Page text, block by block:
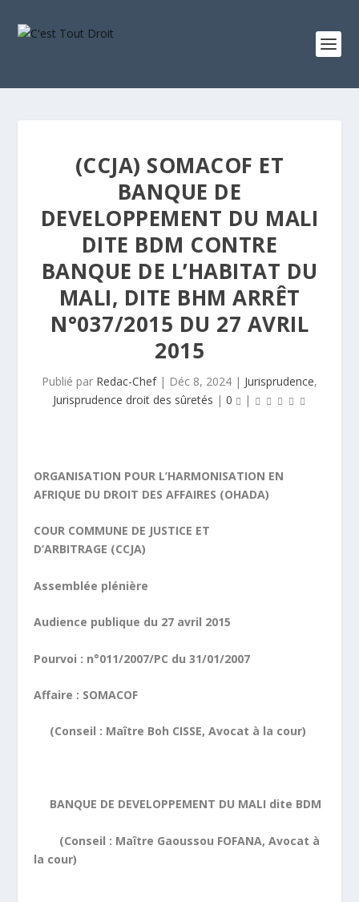
(CCJA) SOMACOF ET
BANQUE DE
DEVELOPPEMENT DU MALI
DITE BDM CONTRE
BANQUE DE L’HABITAT DU
MALI, DITE BHM ARRÊT
N°037/2015 DU 27 AVRIL
2015
Publié par Redac-Chef| Déc 8, 2024 | Jurisprudence,
Jurisprudence droit des sûretés | 0 |
ORGANISATION POUR L’HARMONISATION EN
AFRIQUE DU DROIT DES AFFAIRES (OHADA)
COUR COMMUNE DE JUSTICE ET
D’ARBITRAGE (CCJA)
Assemblée plénière
Audience publique du 27 avril 2015
Pourvoi : n°011/2007/PC du 31/01/2007
Affaire : SOMACOF
(Conseil : Maître Boh CISSE, Avocat à la cour)
BANQUE DE DEVELOPPEMENT DU MALI dite BDM
(Conseil : Maître Gaoussou FOFANA, Avocat à
la cour)